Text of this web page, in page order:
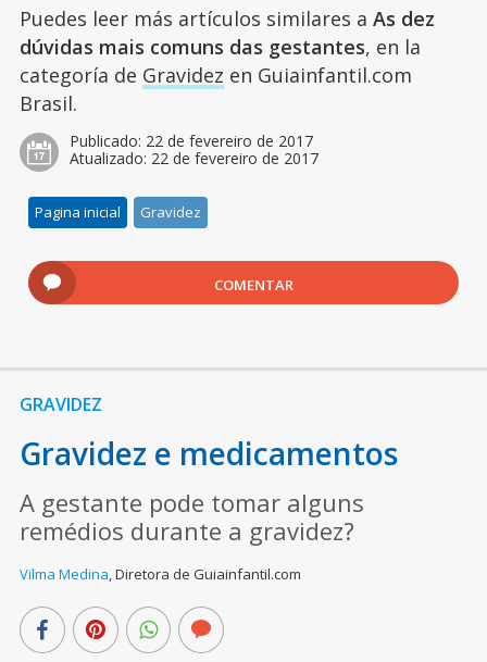
Puedes leer más artículos similares a As dez
dúvidas mais comuns das gestantes, en la
categoría de Gravidez en Guiainfantil.com
Brasil.
Publicado: 22 de fevereiro de 2017
Atualizado: 22 de fevereiro de 2017
Pagina inicial Gravidez
COMENTAR
GRAVIDEZ
Gravidez e medicamentos
A gestante pode tomar alguns
remédios durante a gravidez?
Vilma Medina,Diretora de Guiainfantil.com